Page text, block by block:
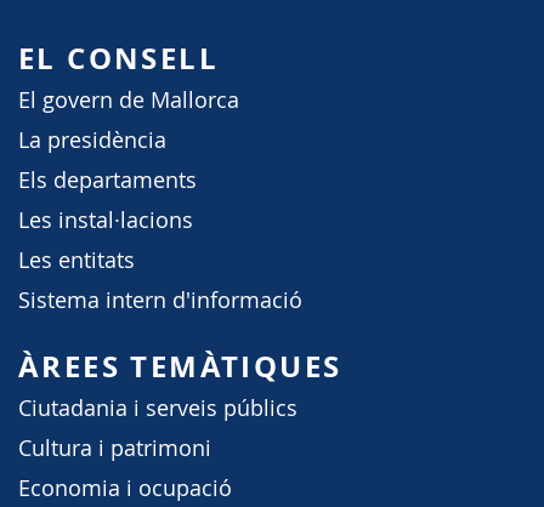
EL CONSELL
El govern de Mallorca
La presidència
Els departaments
Les instal·lacions
Les entitats
Sistema intern d'informació
ÀREES TEMÀTIQUES
Ciutadania i serveis públics
Cultura i patrimoni
Economia i ocupació